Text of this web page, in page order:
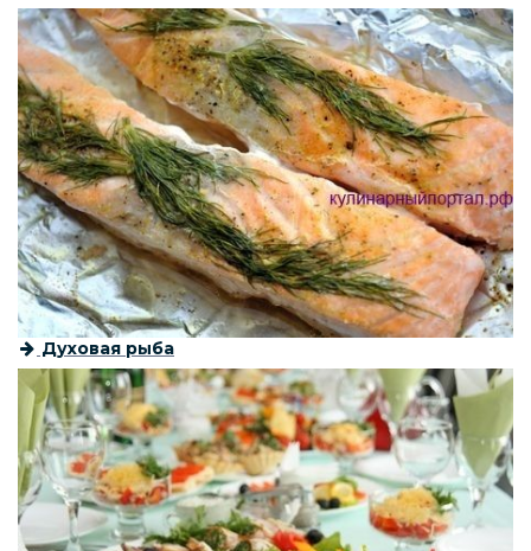
Духовая рыба